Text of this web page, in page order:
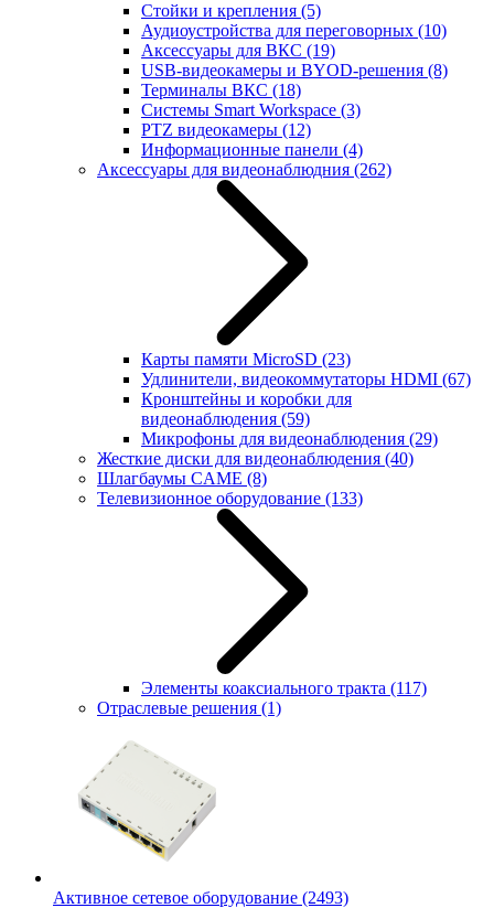
Стойки и крепления (5)
Аудиоустройства для переговорных (10)
Аксессуары для ВКС (19)
USB-видеокамеры и BYOD-решения (8)
Терминалы ВКС (18)
Системы Smart Workspace (3)
PTZ видеокамеры (12)
Информационные панели (4)
Аксессуары для видеонаблюдния (262)
Карты памяти MicroSD (23)
Удлинители, видеокоммутаторы HDMI (67)
Кронштейны и коробки для
видеонаблюдения (59)
Микрофоны для видеонаблюдения (29)
Жесткие диски для видеонаблюдения (40)
Шлагбаумы CAME (8)
Телевизионное оборудование (133)
Элементы коаксиального тракта (117)
Отраслевые решения (1)
Активное сетевое оборудование (2493)